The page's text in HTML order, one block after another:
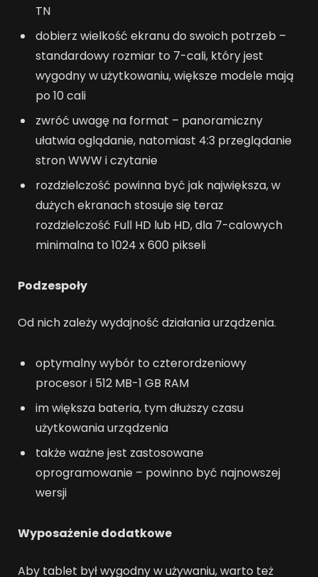
TN
dobierz wielkość ekranu do swoich potrzeb –
standardowy rozmiar to 7-cali, który jest
wygodny w użytkowaniu, większe modele mają
po 10 cali
zwróć uwagę na format – panoramiczny
ułatwia oglądanie, natomiast 4:3 przeglądanie
stron WWW i czytanie
rozdzielczość powinna być jak największa, w
dużych ekranach stosuje się teraz
rozdzielczość Full HD lub HD, dla 7-calowych
minimalna to 1024 x 600 pikseli
Podzespoły
Od nich zależy wydajność działania urządzenia.
optymalny wybór to czterordzeniowy
procesor i 512 MB-1 GB RAM
im większa bateria, tym dłuższy czasu
użytkowania urządzenia
także ważne jest zastosowane
oprogramowanie – powinno być najnowszej
wersji
Wyposażenie dodatkowe
Aby tablet był wygodny w używaniu, warto też